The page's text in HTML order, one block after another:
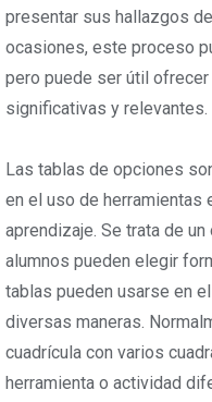
presentar sus hallazgos
ocasiones, este proceso
pero puede ser útil
significativas y relevantes.
Las tablas de opciones
en el uso de herramientas
aprendizaje. Se trata de
alumnos pueden elegir
tablas pueden usarse en
diversas maneras.
cuadrícula con varios
herramienta o actividad